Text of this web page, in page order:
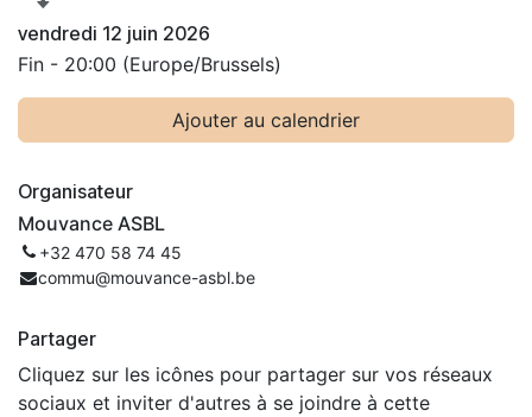
vendredi 12 juin 2026
Fin - 20:00 (Europe/Brussels)
Ajouter au calendrier
Organisateur
Mouvance ASBL
+32 470 58 74 45
commu@mouvance-asbl.be
Partager
Cliquez sur les icônes pour partager sur vos réseaux
sociaux et inviter d'autres à se joindre à cette